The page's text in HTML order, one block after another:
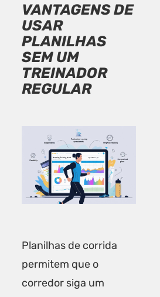
VANTAGENS DE
USAR
PLANILHAS
SEM UM
TREINADOR
REGULAR
Planilhas de corrida
permitem que o
corredor siga um